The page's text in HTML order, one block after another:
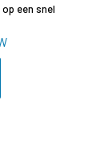
een snel